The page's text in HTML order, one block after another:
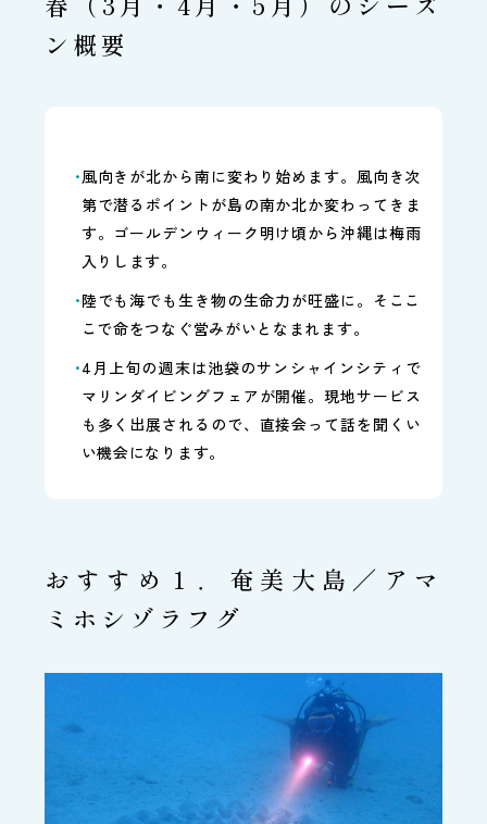
ン概要
風向きが北から南に変わり始めます。風向き次
第で潜るポイントが島の南か北か変わってきま
す。ゴールデンウィーク明け頃から沖縄は梅雨
入りします。
陸でも海でも生き物の生命力が旺盛に。そここ
こで命をつなぐ営みがいとなまれます。
4月上旬の週末は池袋のサンシャインシティで
マリンダイビングフェアが開催。現地サービス
も多く出展されるので、直接会って話を聞くい
い機会になります。
おすすめ１．奄美大島／アマ
ミホシゾラフグ